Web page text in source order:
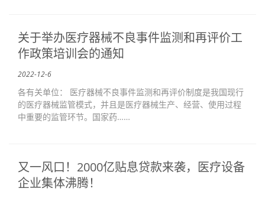
关于举办医疗器械不良事件监测和再评价工
作政策培训会的通知
2022-12-6
各有关单位： 医疗器械不良事件监测和再评价制度是我国现行
的医疗器械监管模式，并且是医疗器械生产、经营、使用过程
中重要的监管环节。国家药……
又一风口！2000亿贴息贷款来袭，医疗设备
企业集体沸腾！